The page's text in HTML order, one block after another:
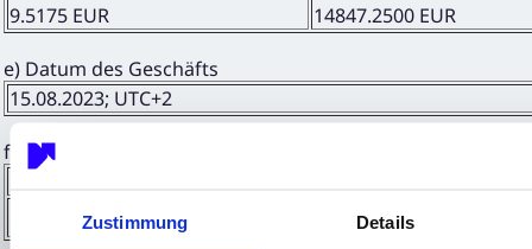
Zustimmung Details
9.5175 EUR
14847.2500 EUR
e) Datum des Geschäfts
15.08.2023; UTC+2
f) Ort des Geschäfts